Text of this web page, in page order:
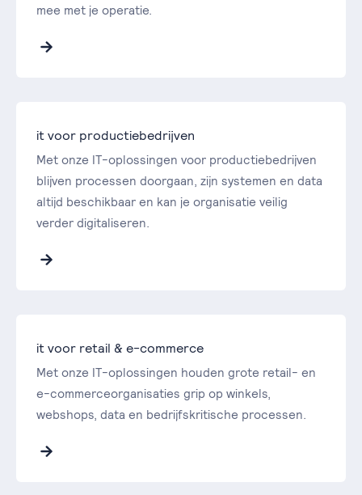
mee met je operatie.
it voor productiebedrijven
Met onze IT-oplossingen voor productiebedrijven
blijven processen doorgaan, zijn systemen en data
altijd beschikbaar en kan je organisatie veilig
verder digitaliseren.
it voor retail & e-commerce
Met onze IT-oplossingen houden grote retail- en
e-commerceorganisaties grip op winkels,
webshops, data en bedrijfskritische processen.